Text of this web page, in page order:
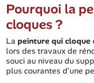
Pourquoi la
cloques ?
La peinture qui cloque
lors des travaux de
souci au niveau du
plus courantes d'une